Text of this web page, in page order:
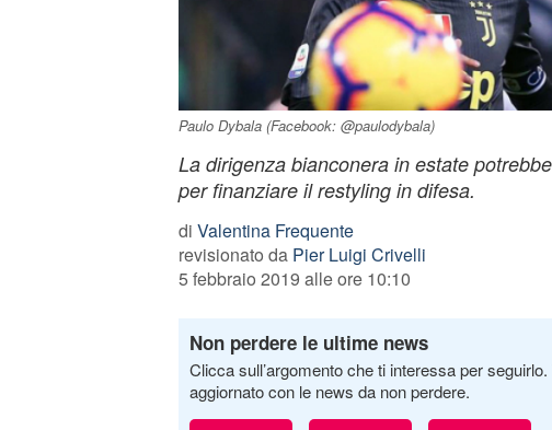
Paulo Dybala (Facebook: @paulodybala)
La dirigenza bianconera in estate
per finanziare il restyling in difesa.
di Valentina Frequente
revisionato da Pier Luigi Crivelli
5 febbraio 2019 alle ore 10:10
Non perdere le ultime news
Clicca sull’argomento che ti interessa per
aggiornato con le news da non perdere.